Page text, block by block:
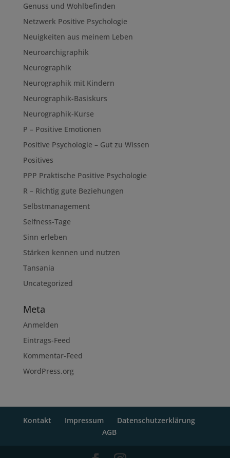
Genuss und Wohlbefinden
Netzwerk Positive Psychologie
Neuigkeiten aus meinem Leben
Neuroarchigraphik
Neurographik
Neurographik mit Kindern
Neurographik-Basiskurs
Neurographik-Kurse
P – Positive Emotionen
Positive Psychologie – Gut zu Wissen
Positives
PPP Praktische Positive Psychologie
R – Richtig gute Beziehungen
Selbstmanagement
Selfness-Tage
Sinn erleben
Stärken kennen und nutzen
Tansania
Uncategorized
Meta
Anmelden
Eintrags-Feed
Kommentar-Feed
WordPress.org
Kontakt Impressum
Datenschutzerklärung
AGB